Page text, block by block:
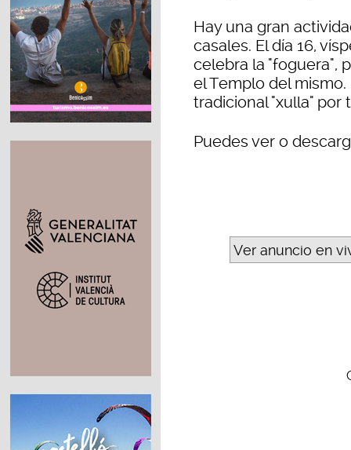
Hay una gran
casales. El día 16,
celebra la "foguera",
el Templo del
tradicional "xulla" por
Puedes ver o
Ver anuncio en